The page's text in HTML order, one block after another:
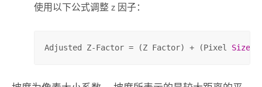
使用以下公式调整 z 因子：
Adjusted Z-Factor = (Z Factor) + (Pixel Size